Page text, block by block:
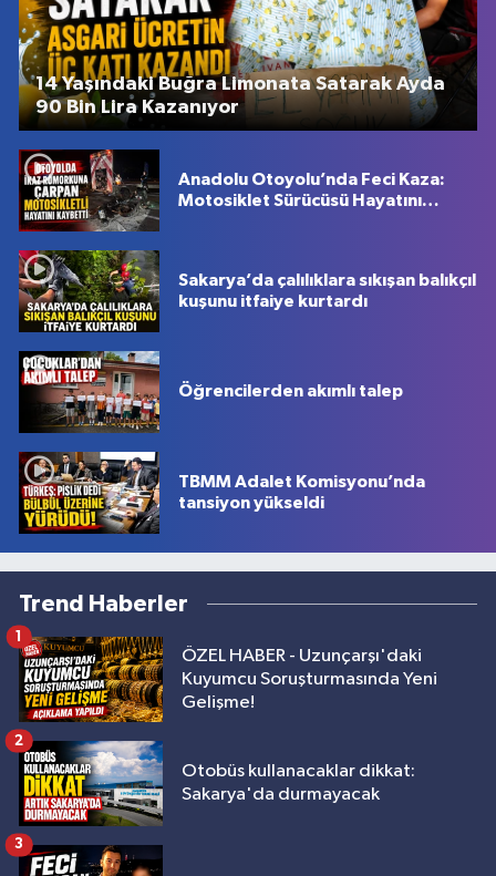
14 Yaşındaki Buğra Limonata Satarak Ayda
90 Bin Lira Kazanıyor
Anadolu Otoyolu’nda Feci Kaza:
Motosiklet Sürücüsü Hayatını
Sakarya’da çalılıklara sıkışan balıkçıl
kuşunu itfaiye kurtardı
Öğrencilerden akımlı talep
TBMM Adalet Komisyonu’nda
tansiyon yükseldi
Trend Haberler
ÖZEL HABER - Uzunçarşı'daki
Kuyumcu Soruşturmasında Yeni
Gelişme!
1
Otobüs kullanacaklar dikkat:
Sakarya'da durmayacak
2
3